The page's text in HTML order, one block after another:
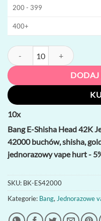
200 - 399
400+
ilość Bang E-Shisha Head
DODAJ
10x
Bang E-Shisha Head 42K
42000 buchów, shisha,
jednorazowy vape hurt -
SKU: BK-ES42000
Kategorie: Bang, Jednorazowe